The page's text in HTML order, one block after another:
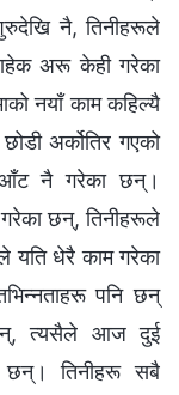
नै, तिनीहरूले
अरू केही गरेका
नयाँ काम कहिल्यै
अर्कोतिर गएको
आँट नै गरेका छन्।
छन्, तिनीहरूले
यति धेरै काम गरेका
पनि छन्
त्यसैले आज दुई
छन्। तिनीहरू सबै